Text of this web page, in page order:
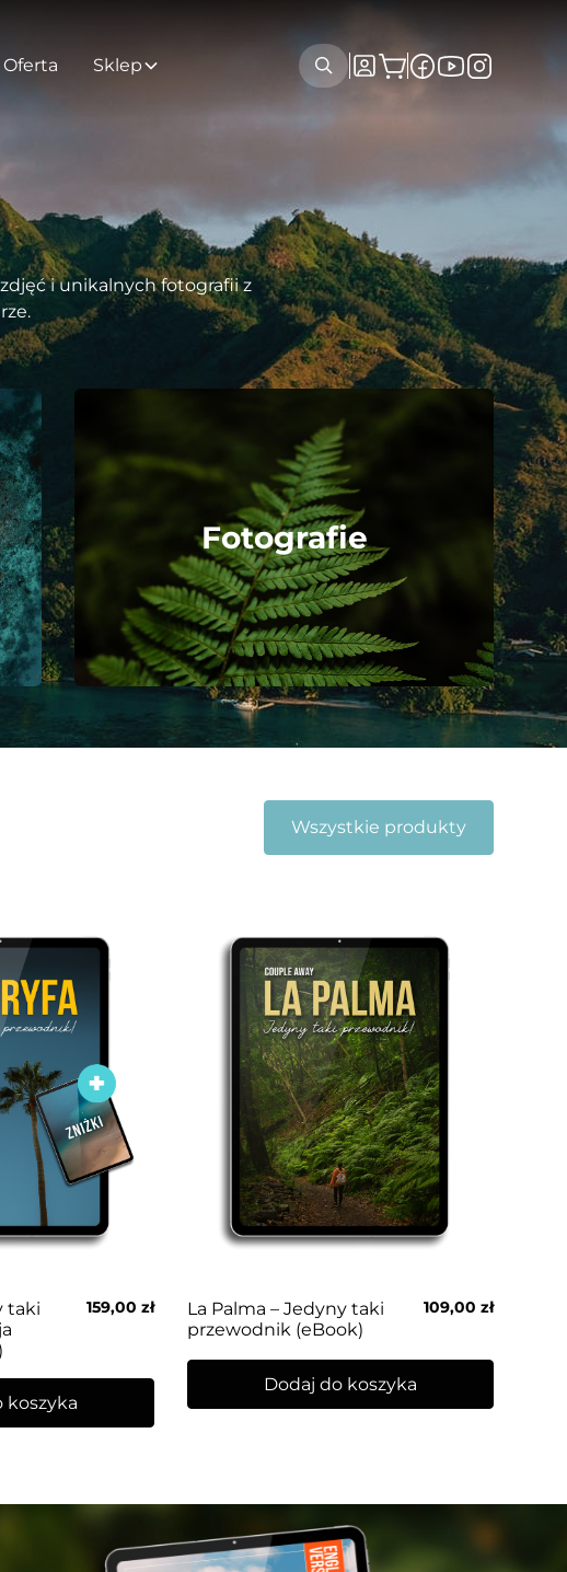
Oferta Sklep
i unikalnych fotografii z
Fotografie
Wszystkie produkty
taki
159,00zł
koszyka
La Palma – Jedyny taki
przewodnik (eBook)
109,00zł
Dodaj do koszyka